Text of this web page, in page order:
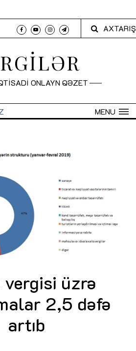
AXTARIŞ
ONLAYN QƏZET
MENU
üzrə
2,5 dəfə
artıb